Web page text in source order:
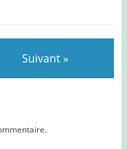
Suivant »